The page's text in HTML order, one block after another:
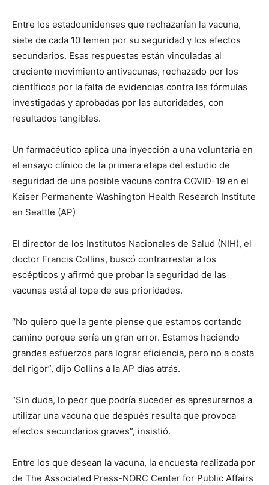
Entre los estadounidenses que rechazarían la vacuna,
siete de cada 10 temen por su seguridad y los efectos
secundarios. Esas respuestas están vinculadas al
creciente movimiento antivacunas, rechazado por los
científicos por la falta de evidencias contra las fórmulas
investigadas y aprobadas por las autoridades, con
resultados tangibles.
Un farmacéutico aplica una inyección a una voluntaria en
el ensayo clínico de la primera etapa del estudio de
seguridad de una posible vacuna contra COVID-19 en el
Kaiser Permanente Washington Health Research Institute
en Seattle (AP)
El director de los Institutos Nacionales de Salud (NIH), el
doctor Francis Collins, buscó contrarrestar a los
escépticos y afirmó que probar la seguridad de las
vacunas está al tope de sus prioridades.
“No quiero que la gente piense que estamos cortando
camino porque sería un gran error. Estamos haciendo
grandes esfuerzos para lograr eficiencia, pero no a costa
del rigor”, dijo Collins a la AP días atrás.
“Sin duda, lo peor que podría suceder es apresurarnos a
utilizar una vacuna que después resulta que provoca
efectos secundarios graves”, insistió.
Entre los que desean la vacuna, la encuesta realizada por
de The Associated Press-NORC Center for Public Affairs